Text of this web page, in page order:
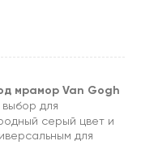
мрамор Van Gogh
для
серый цвет и
для